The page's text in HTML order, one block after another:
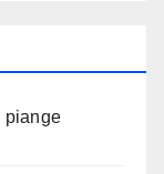
piange